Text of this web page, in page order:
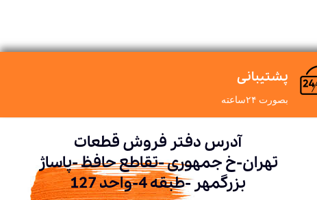
پشتیبانی
بصورت ۲۴ساعته
آدرس دفتر فروش قطعات
تهران-خ جمهوری -تقاطع حافظ -پاساژ
بزرگمهر -طبقه 4-واحد 127